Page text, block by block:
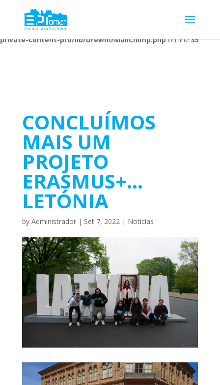
Warning: Undefined array key 1 in
/home/escolaprofission/public_html/wp-content/plugins/wp-
private-content-pro/lib/Drewm/MailChimp.phpon line35
CONCLUÍMOS
MAIS UM
PROJETO
ERASMUS+…
LETÓNIA
by Administrador| Set 7, 2022| Notícias